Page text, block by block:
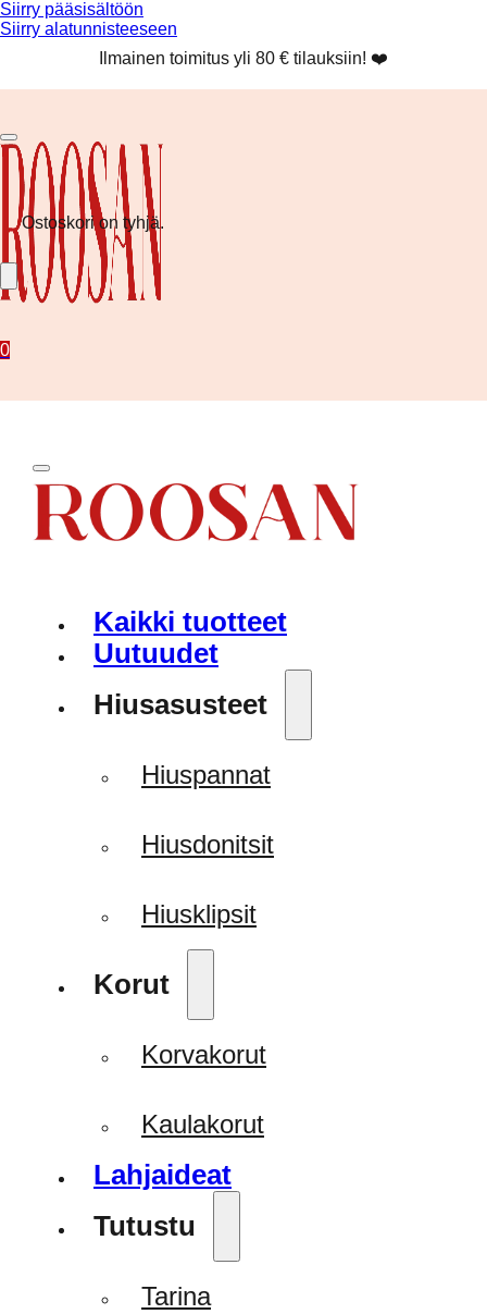
Siirry pääsisältöön
Siirry alatunnisteeseenIlmainen toimitus yli 80 € tilauksiin! ❤️
Näytät upeelta tänään!
0
Ostoskori on tyhjä.
Kaikki tuotteet
Uutuudet
Hiusasusteet
Hiuspannat
Hiusdonitsit
Hiusklipsit
Korut
Korvakorut
Kaulakorut
Lahjaideat
Tutustu
Tarina